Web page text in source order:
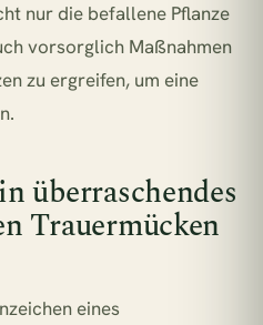
nur die befallene Pflanze
vorsorglich Maßnahmen
zu ergreifen, um eine
überraschendes
Trauermücken
eines